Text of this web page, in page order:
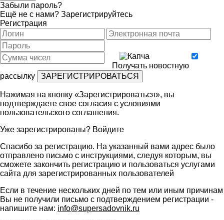
Забыли пароль?
Ещё не с нами? Зарегистрируйтесь
Регистрация
Получать новостную
рассылку
Нажимая на кнопку «Зарегистрироваться», вы
подтверждаете свое согласия с условиями
пользовательского соглашения.
Уже зарегистрированы? Войдите
Спасибо за регистрацию. На указанный вами адрес было
отправлено письмо с инструкциями, следуя которым, вы
сможете закончить регистрацию и пользоваться услугами
сайта для зарегистрированных пользователей
Если в течение нескольких дней по тем или иным причинам
Вы не получили письмо с подтверждением регистрации -
напишите нам: info@supersadovnik.ru